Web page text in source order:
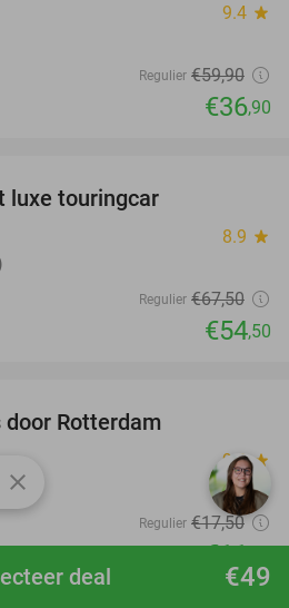
€49
deal
9.4 star
Regulier €59,90
€36,90
luxe touringcar
8.9 star
Regulier €67,50
€54,50
Rotterdam
9.8star
Regulier €17,50
€11
favorite_border
close